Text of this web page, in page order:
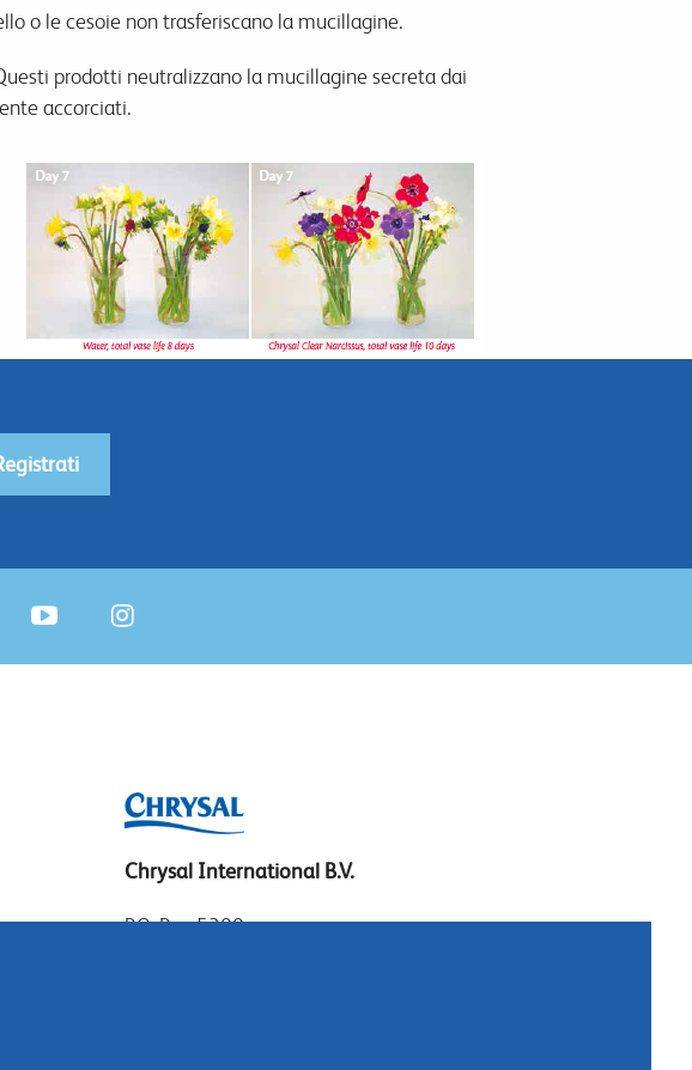
o le cesoie non trasferiscano la mucillagine.
prodotti neutralizzano la mucillagine secreta dai
accorciati.
Chrysal International B.V.
P.O. Box 5300